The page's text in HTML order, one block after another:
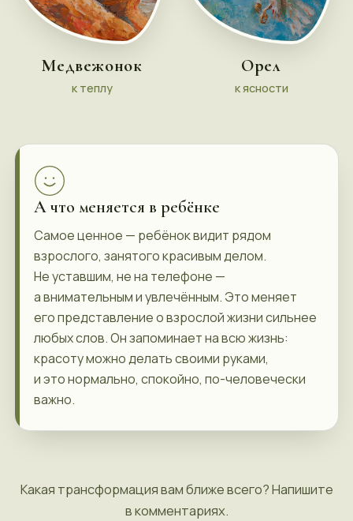
Медвежонок
к теплу
Орел
к ясности
А что меняется в ребёнке
Самое ценное — ребёнок видит рядом
взрослого, занятого красивым делом.
Не уставшим, не на телефоне —
а внимательным и увлечённым. Это меняет
его представление о взрослой жизни сильнее
любых слов. Он запоминает на всю жизнь:
красоту можно делать своими руками,
и это нормально, спокойно, по-человечески
важно.
Какая трансформация вам ближе всего? Напишите
в комментариях.
Обсудим этот смысл глубже в секретном чате
ИДУ НА ЭФИР